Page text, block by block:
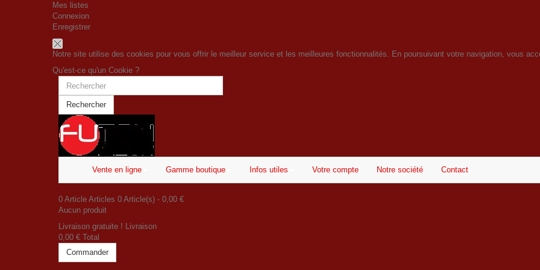
Mes listes
Connexion
Enregistrer
Notre site utilise des cookies pour vous offrir le meilleur service et les meilleures fonctionnalités. En poursuivant votre navigation, vous
Qu'est-ce qu'un Cookie ?
Rechercher
Vente en ligne Gamme boutique Infos utiles Votre compte Notre société Contact
0 Article Articles 0 Article(s) - 0,00 €
Aucun produit
Livraison gratuite ! Livraison
0,00 € Total
Commander